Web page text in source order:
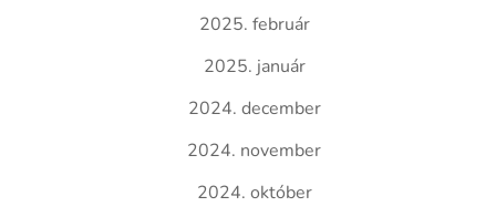
2025. február
2025. január
2024. december
2024. november
2024. október